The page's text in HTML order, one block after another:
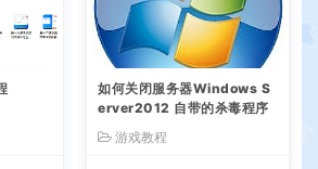
如何关闭服务器Windows S
erver2012 自带的杀毒程序
游戏教程